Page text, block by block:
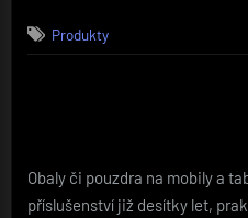
Produkty
Obaly či pouzdra na mobily a
příslušenství již desítky let,